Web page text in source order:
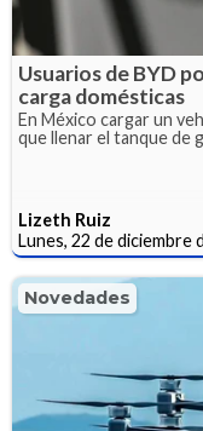
Usuarios de BYD
carga domésticas
En México cargar un
que llenar el tanque de
Lizeth Ruiz
Lunes, 22 de diciembre
Novedades